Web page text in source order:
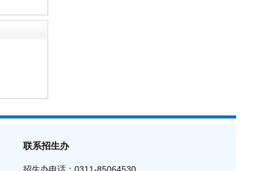
联系招生办